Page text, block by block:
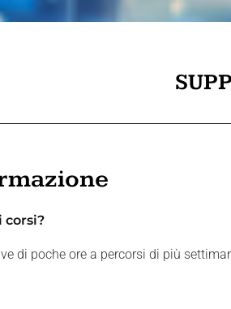
corsi?
di poche ore a percorsi di più